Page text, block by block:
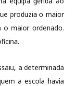
produzia o maior
o maior ordenado.
a determinada
a escola havia